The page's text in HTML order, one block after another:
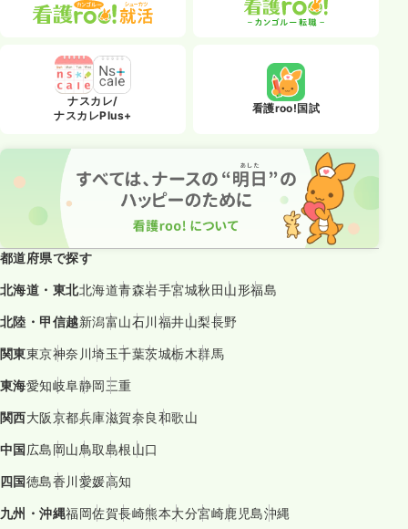
ナスカレ/
ナスカレPlus+
看護roo!国試
都道府県で探す
北海道・東北北海道青森岩手宮城秋田山形福島
北陸・甲信越新潟富山石川福井山梨長野
関東東京神奈川埼玉千葉茨城栃木群馬
東海愛知岐阜静岡三重
関西大阪京都兵庫滋賀奈良和歌山
中国広島岡山鳥取島根山口
四国徳島香川愛媛高知
九州・沖縄福岡佐賀長崎熊本大分宮崎鹿児島沖縄